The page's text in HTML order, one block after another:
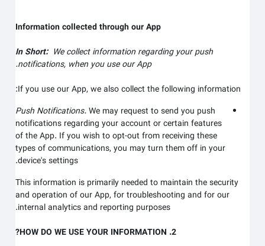
Information collected through our App
In Short:We collect information regarding yourpush
notifications,when you use our App.
If you use our App, we also collect the following information:
Push Notifications.We may request to send you push
notifications regarding your account or certain features
of the App. If you wish to opt-out from receiving these
types of communications, you may turn them off in your
device's settings.
This information is primarily needed to maintain the security
and operation of our App, for troubleshooting and for our
internal analytics and reporting purposes.